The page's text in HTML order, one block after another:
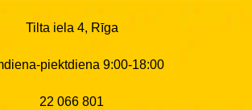
Tilta iela 4, Rīga
piektdiena 9:00-18:00
22 066 801